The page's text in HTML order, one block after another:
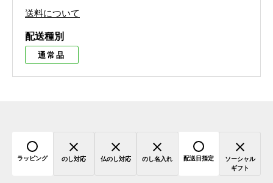
送料について
配送種別
通常品
ラッピング のし対応 仏のし対応 のし名入れ 配送日指定
ソーシャル
ギフト